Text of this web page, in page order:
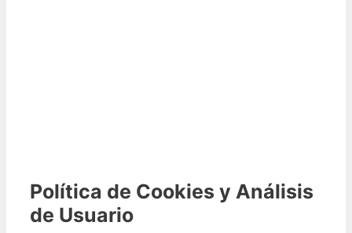
Política de Cookies y Análisis
de Usuario